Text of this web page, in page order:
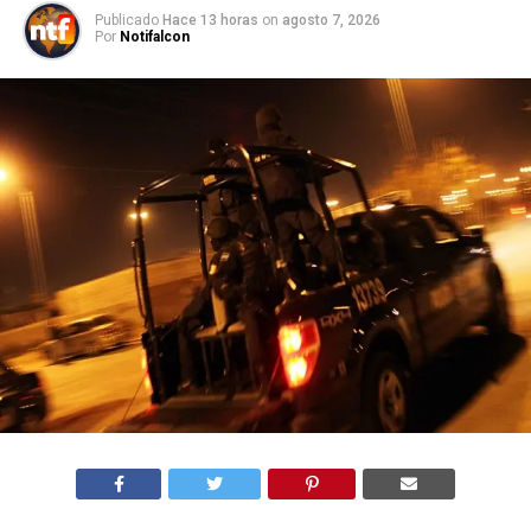
Publicado Hace 13 horas on agosto 7, 2026
Por Notifalcon